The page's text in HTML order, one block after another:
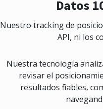
Datos
Nuestro tracking de
API, ni los
Nuestra tecnología
revisar el
resultados fiables,